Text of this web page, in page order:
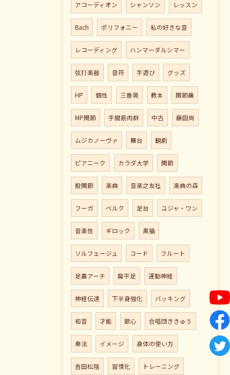
アコーディオン シャンソン レッスン
Bach ポリフォニー 私の好きな音
レコーディング ハンマーダルシマー
弦打楽器 音符 手遊び グッズ
HP 個性 三善晃 教本 関節痛
MP関節 手間筋肉群 中古 藤田尚
ムジカノーヴァ 舞台 観劇
ピアニーク カラダ大学 関節
股関節 楽典 音楽之友社 楽典の森
フーガ ベルク 足台 ユジャ・ワン
音楽性 ギロック 黒猫
ソルフェージュ コード フルート
足裏アーチ 扁平足 運動神経
神経伝達 下半身強化 バッキング
和音 才能 歌心 合唱団ききゅう
奏法 イメージ 身体の使い方
吉田松陰 習慣化 トレーニング